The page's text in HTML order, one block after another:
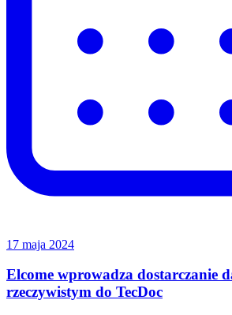
17 maja 2024
Elcome wprowadza dostarczanie
rzeczywistym do TecDoc